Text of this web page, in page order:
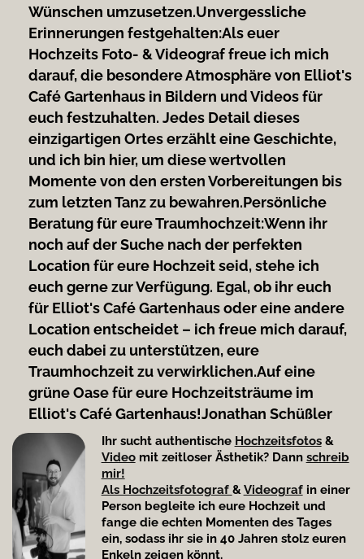
Wünschen umzusetzen.Unvergessliche
Erinnerungen festgehalten:Als euer
Hochzeits Foto- & Videograf freue ich mich
darauf, die besondere Atmosphäre von Elliot's
Café Gartenhaus in Bildern und Videos für
euch festzuhalten. Jedes Detail dieses
einzigartigen Ortes erzählt eine Geschichte,
und ich bin hier, um diese wertvollen
Momente von den ersten Vorbereitungen bis
zum letzten Tanz zu bewahren.Persönliche
Beratung für eure Traumhochzeit:Wenn ihr
noch auf der Suche nach der perfekten
Location für eure Hochzeit seid, stehe ich
euch gerne zur Verfügung. Egal, ob ihr euch
für Elliot's Café Gartenhaus oder eine andere
Location entscheidet – ich freue mich darauf,
euch dabei zu unterstützen, eure
Traumhochzeit zu verwirklichen.Auf eine
grüne Oase für eure Hochzeitsträume im
Elliot's Café Gartenhaus!Jonathan Schüßler
Ihr sucht authentische Hochzeitsfotos&
Videomit zeitloser Ästhetik? Dann schreib
mir!
Als Hochzeitsfotograf &Videografin einer
Person begleite ich eure Hochzeit und
fange die echten Momenten des Tages
ein, sodass ihr sie in 40 Jahren stolz euren
Enkeln zeigen könnt.